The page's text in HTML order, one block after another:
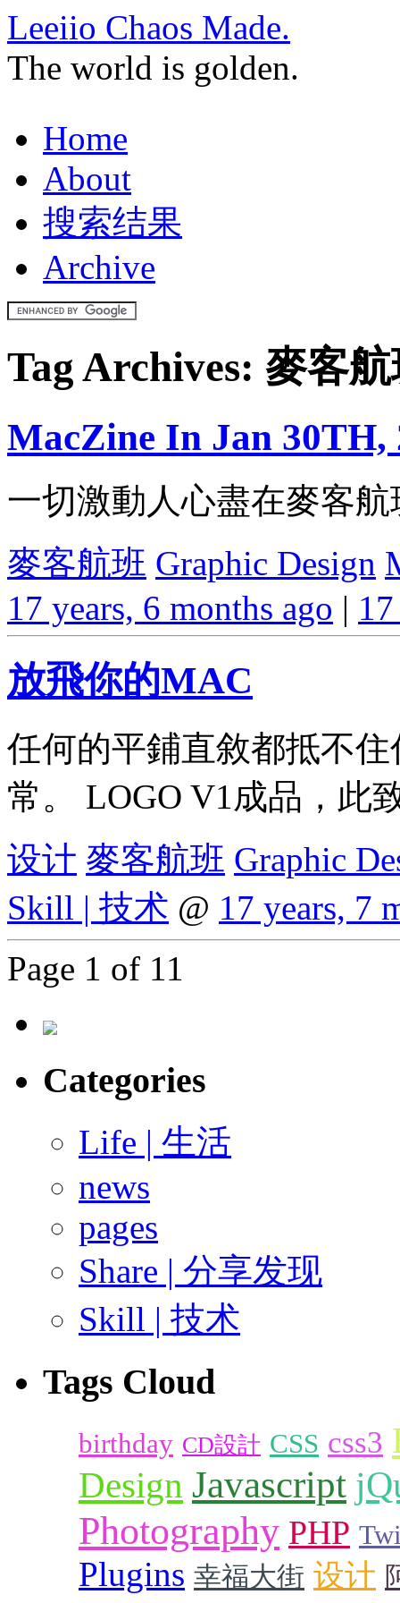
Leeiio Chaos Made.
The world is golden.
Home
About
搜索结果
Archive
Tag Archives: 麥客
MacZine In Jan 30TH,
一切激動人心盡在麥客
麥客航班 Graphic Design
17 years, 6 months ago |
放飛你的MAC
任何的平鋪直敘都抵不
常。 LOGO V1成品，此
设计 麥客航班 Graphic
Skill | 技术 @ 17 years, 7
Page 1 of 1 1
Categories
Life | 生活
news
pages
Share | 分享发现
Skill | 技术
Tags Cloud
birthday CD設計 CSS css3
Design Javascript
Photography PHP
Plugins 幸福大街 设计